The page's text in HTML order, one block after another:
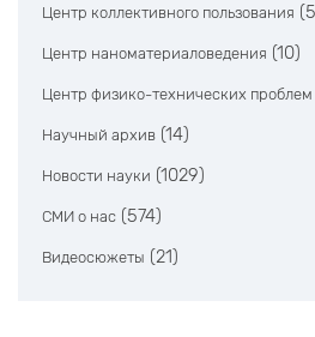
Центр коллективного пользования
Центр наноматериаловедения (10)
Центр физико-технических проблем
Научный архив (14)
Новости науки (1029)
СМИ о нас (574)
Видеосюжеты (21)